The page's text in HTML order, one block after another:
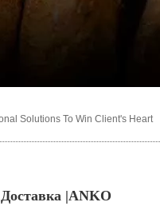
Solutions To Win Client's Heart
|ANKO